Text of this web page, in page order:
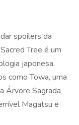
spoilers da
Tree é um
japonesa.
como Towa, uma
Árvore Sagrada
Magatsu e